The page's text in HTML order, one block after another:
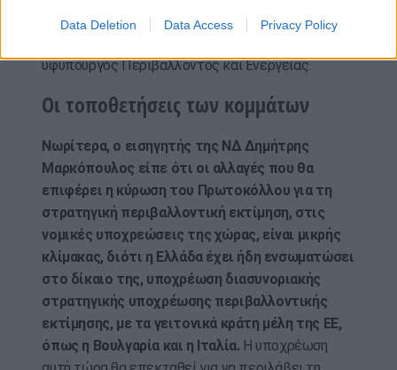
Data Deletion Data Access Privacy Policy
περιβαλλοντικό έλεγχο, πριν εκδοθεί η απόφαση
υφυπουργός Περιβάλλοντος και Ενέργειας.
Οι τοποθετήσεις των κομμάτων
Νωρίτερα, ο εισηγητής της ΝΔ Δημήτρης
Μαρκόπουλος είπε ότι οι αλλαγές που θα
επιφέρει η κύρωση του Πρωτοκόλλου για τη
στρατηγική περιβαλλοντική εκτίμηση, στις
νομικές υποχρεώσεις της χώρας, είναι μικρής
κλίμακας, διότι η Ελλάδα έχει ήδη ενσωματώσει
στο δίκαιο της, υποχρέωση διασυνοριακής
στρατηγικής υποχρέωσης περιβαλλοντικής
εκτίμησης, με τα γειτονικά κράτη μέλη της ΕΕ,
όπως η Βουλγαρία και η Ιταλία. Η υποχρέωση